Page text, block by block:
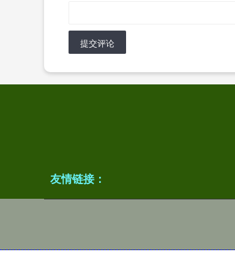
提交评论
友情链接：